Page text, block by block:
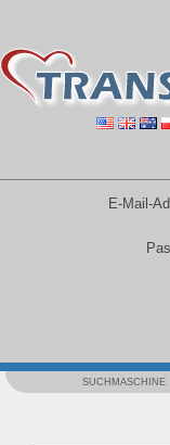
E-Mail-
SUCHMASCHINE